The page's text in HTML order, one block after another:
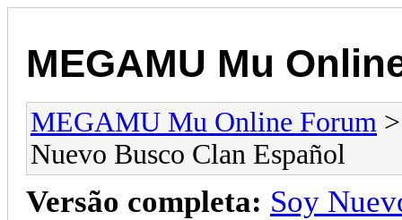
MEGAMU Mu
MEGAMU Mu Online Forum
Nuevo Busco Clan Español
Versão completa: Soy